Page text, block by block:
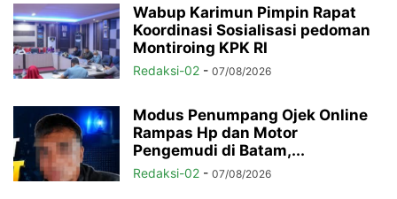
Wabup Karimun Pimpin Rapat
Koordinasi Sosialisasi pedoman
Montiroing KPK RI
Redaksi-02 - 07/08/2026
Modus Penumpang Ojek Online
Rampas Hp dan Motor
Pengemudi di Batam,...
Redaksi-02 - 07/08/2026